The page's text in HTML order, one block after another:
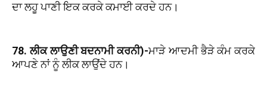
ਦਾ ਲਹੂ ਪਾਣੀ ਇਕ ਕਰਕੇ ਕਮਾਈ ਕਰਦੇ ਹਨ।
78. ਲੀਕ ਲਾਉਣੀ ਬਦਨਾਮੀ ਕਰਨੀ)-ਮਾੜੇ ਆਦਮੀ ਭੈੜੇ ਕੰਮ ਕਰਕੇ
ਆਪਣੇ ਨਾਂ ਨੂੰ ਲੀਕ ਲਾਉਂਦੇ ਹਨ।